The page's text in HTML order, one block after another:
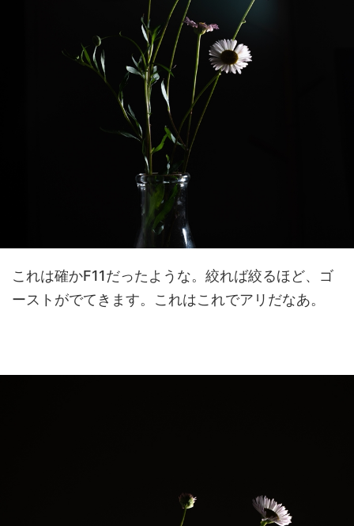
これは確かF11だったような。絞れば絞るほど、ゴ
ーストがでてきます。これはこれでアリだなあ。